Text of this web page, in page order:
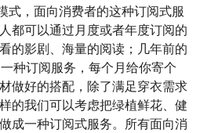
式，面向消费者的这种订阅式服
都可以通过月度或者年度订阅的
的影剧、海量的阅读；几年前的
种订阅服务，每个月给你寄个
做好的搭配，除了满足穿衣需求
的我们可以考虑把绿植鲜花、健
成一种订阅式服务。所有面向消